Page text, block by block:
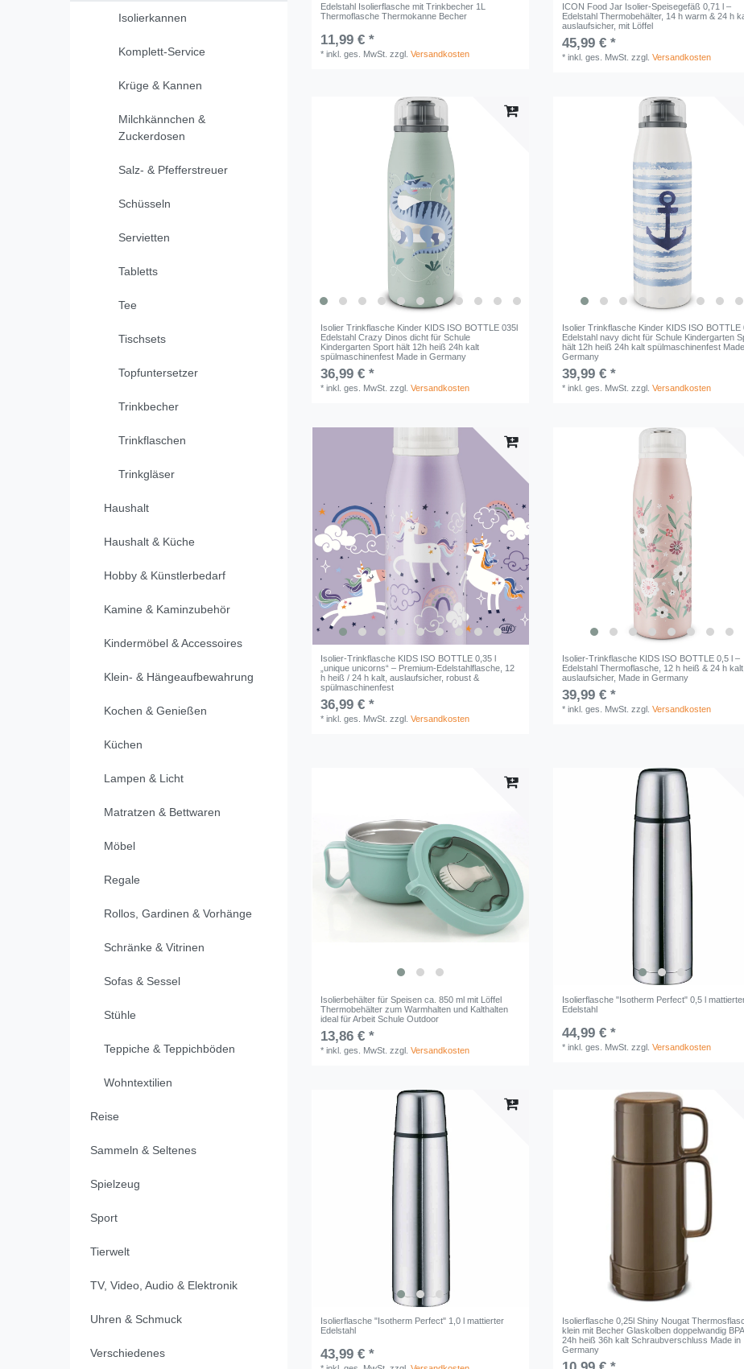
Isolierkannen
Komplett-Service
Krüge & Kannen
Milchkännchen &
Zuckerdosen
Salz- & Pfefferstreuer
Schüsseln
Servietten
Tabletts
Tee
Tischsets
Topfuntersetzer
Trinkbecher
Trinkflaschen
Trinkgläser
Haushalt
Haushalt & Küche
Hobby & Künstlerbedarf
Kamine & Kaminzubehör
Kindermöbel & Accessoires
Klein- & Hängeaufbewahrung
Kochen & Genießen
Küchen
Lampen & Licht
Matratzen & Bettwaren
Möbel
Regale
Rollos, Gardinen & Vorhänge
Schränke & Vitrinen
Sofas & Sessel
Stühle
Teppiche & Teppichböden
Wohntextilien
Reise
Sammeln & Seltenes
Spielzeug
Sport
Tierwelt
TV, Video, Audio & Elektronik
Uhren & Schmuck
Verschiedenes
Edelstahl Isolierflasche mit Trinkbecher 1L
Thermoflasche Thermokanne Becher
11,99 € *
*inkl. ges. MwSt. zzgl.Versandkosten
ICON Food Jar Isolier-Speisegefäß 0,71 l –
Edelstahl Thermobehälter, 14 h warm & 24 h
auslaufsicher, mit Löffel
45,99 € *
*inkl. ges. MwSt. zzgl.Versandkosten
Isolier Trinkflasche Kinder KIDS ISO BOTTLE 035l
Edelstahl Crazy Dinos dicht für Schule
Kindergarten Sport hält 12h heiß 24h kalt
spülmaschinenfest Made in Germany
36,99 € *
*inkl. ges. MwSt. zzgl.Versandkosten
Isolier Trinkflasche Kinder KIDS ISO BOTTLE
Edelstahl navy dicht für Schule Kindergarten
hält 12h heiß 24h kalt spülmaschinenfest
Germany
39,99 € *
*inkl. ges. MwSt. zzgl.Versandkosten
Isolier-Trinkflasche KIDS ISO BOTTLE 0,35 l
„unique unicorns“ – Premium-Edelstahlflasche, 12
h heiß / 24 h kalt, auslaufsicher, robust &
spülmaschinenfest
36,99 € *
*inkl. ges. MwSt. zzgl.Versandkosten
Isolier-Trinkflasche KIDS ISO BOTTLE 0,5 l –
Edelstahl Thermoflasche, 12 h heiß & 24 h kalt,
auslaufsicher, Made in Germany
39,99 € *
*inkl. ges. MwSt. zzgl.Versandkosten
Isolierbehälter für Speisen ca. 850 ml mit Löffel
Thermobehälter zum Warmhalten und Kalthalten
ideal für Arbeit Schule Outdoor
13,86 € *
*inkl. ges. MwSt. zzgl.Versandkosten
Isolierflasche "Isotherm Perfect" 0,5 l
Edelstahl
44,99 € *
*inkl. ges. MwSt. zzgl.Versandkosten
Isolierflasche "Isotherm Perfect" 1,0 l mattierter
Edelstahl
43,99 € *
Isolierflasche 0,25l Shiny Nougat
klein mit Becher Glaskolben doppelwandig
24h heiß 36h kalt Schraubverschluss Made in
Germany